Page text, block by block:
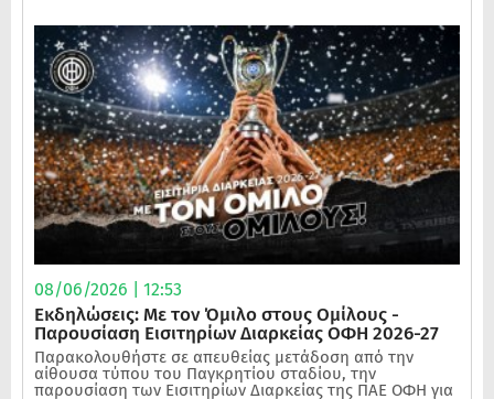
08/06/2026 | 12:53
Εκδηλώσεις: Με τον Όμιλο στους Ομίλους -
Παρουσίαση Εισιτηρίων Διαρκείας ΟΦΗ 2026-27
Παρακολουθήστε σε απευθείας μετάδοση από την
αίθουσα τύπου του Παγκρητίου σταδίου, την
παρουσίαση των Εισιτηρίων Διαρκείας της ΠΑΕ ΟΦΗ για